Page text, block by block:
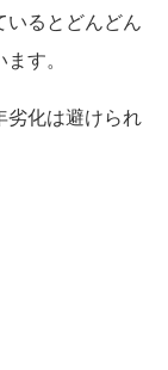
いるとどんどん
す。
劣化は避けられ